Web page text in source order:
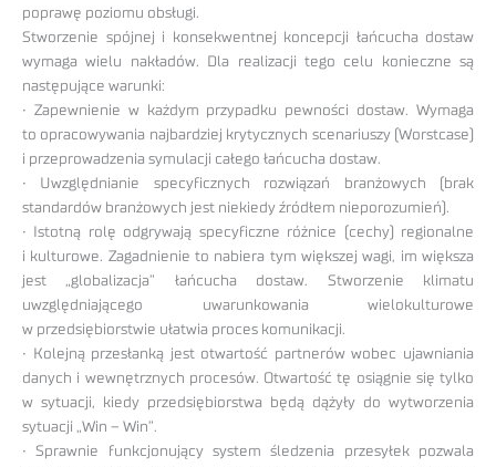
poprawę poziomu obsługi.
Stworzenie spójnej i konsekwentnej koncepcji łańcucha dostaw
wymaga wielu nakładów. Dla realizacji tego celu konieczne są
następujące warunki:
• Zapewnienie w każdym przypadku pewności dostaw. Wymaga
to opracowywania najbardziej krytycznych scenariuszy (Worstcase)
i przeprowadzenia symulacji całego łańcucha dostaw.
• Uwzględnianie specyficznych rozwiązań branżowych (brak
standardów branżowych jest niekiedy źródłem nieporozumień).
• Istotną rolę odgrywają specyficzne różnice (cechy) regionalne
i kulturowe. Zagadnienie to nabiera tym większej wagi, im większa
jest „globalizacja” łańcucha dostaw. Stworzenie klimatu
uwzględniającego uwarunkowania wielokulturowe
w przedsiębiorstwie ułatwia proces komunikacji.
• Kolejną przesłanką jest otwartość partnerów wobec ujawniania
danych i wewnętrznych procesów. Otwartość tę osiągnie się tylko
w sytuacji, kiedy przedsiębiorstwa będą dążyły do wytworzenia
sytuacji „Win – Win”.
• Sprawnie funkcjonujący system śledzenia przesyłek pozwala